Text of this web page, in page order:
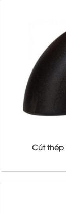
Cút thép